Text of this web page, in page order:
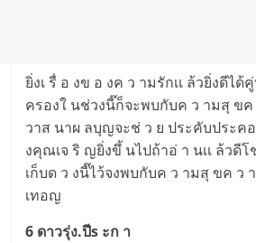
ยิ่งเ รื่ อ งข อ งค ว ามรักเเ ล้วยิ่งดีไ
ครองใ นช่วงนี๊ก็จะพบกับค ว ามสุ ขค
วาส นาผ ลบุญจะช่ ว ย ประคับประค
งคุณเจ ริ ญยิ่งขึ้ นไปถ้าอ่ า นเเ ล้วดี
เก็บด ว งนี๊ไว้จงพบกับค ว ามสุ ขค ว
เทอญ
6 ดาวรุ่ง.ปีs ะก า